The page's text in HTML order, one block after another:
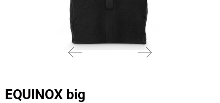
EQUINOX big